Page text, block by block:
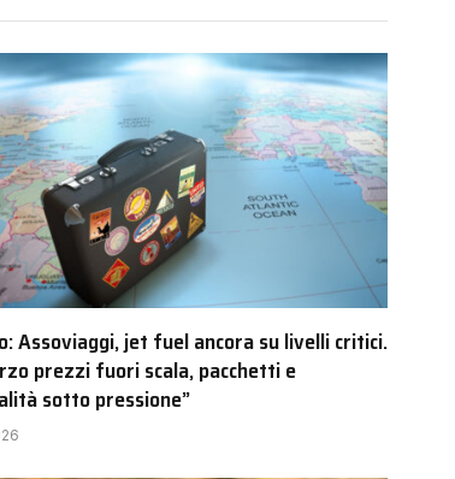
Assoviaggi, jet fuel ancora su livelli critici.
prezzi fuori scala, pacchetti e
sotto pressione”